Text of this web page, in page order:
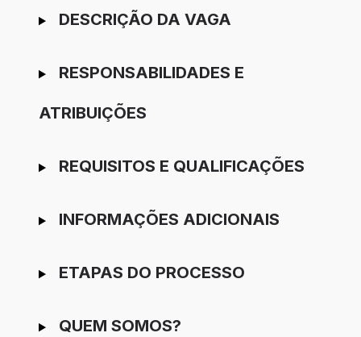
Ir para candidatura
DESCRIÇÃO DA VAGA
RESPONSABILIDADES E
ATRIBUIÇÕES
REQUISITOS E QUALIFICAÇÕES
INFORMAÇÕES ADICIONAIS
ETAPAS DO PROCESSO
QUEM SOMOS?